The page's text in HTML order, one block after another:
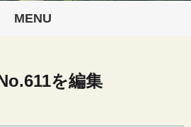
MENU
を編集